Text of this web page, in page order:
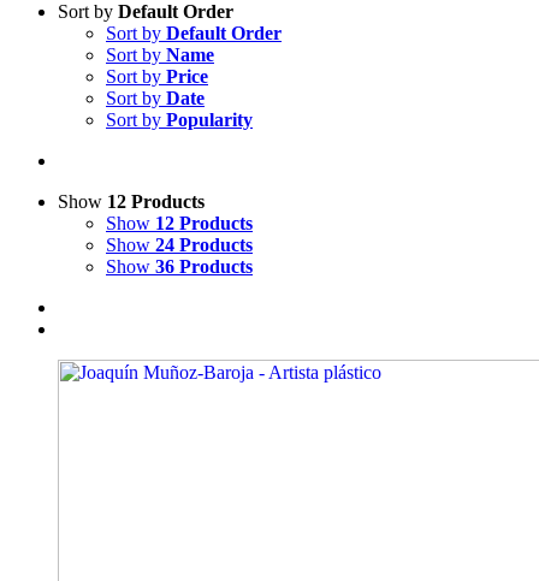
Sort by Default Order
Sort by Default Order
Sort by Name
Sort by Price
Sort by Date
Sort by Popularity
Show 12 Products
Show 12 Products
Show 24 Products
Show 36 Products